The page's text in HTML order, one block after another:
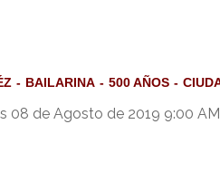
BAILARINA 500 AÑOS
08 de Agosto de 2019 9:00 AM